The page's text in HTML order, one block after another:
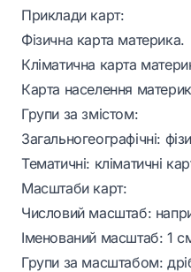
Приклади карт:
Фізична карта материка.
Кліматична карта
Карта населення
Групи за змістом:
Загальногеографічні:
Тематичні: кліматичні
Масштаби карт:
Числовий масштаб:
Іменований масштаб: 1
Групи за масштабом: